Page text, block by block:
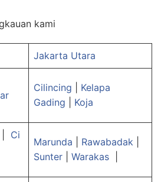
kami
Jakarta Utara
Cilincing
Kelapa
Gading
Koja
Ci
Marunda Rawabadak
Sunter
Warakas